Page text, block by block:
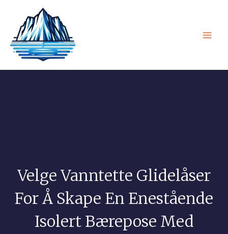
innhold
Velge Vanntette Glidelåser
For Å Skape En Enestående
Isolert Bærepose Med